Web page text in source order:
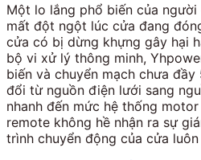
Một lo lắng phổ biến của
mất đột ngột lúc cửa đang
cửa có bị dừng khựng gây hại
bộ vi xử lý thông minh,
biến và chuyển mạch chưa đầy
đổi từ nguồn điện lưới sang
nhanh đến mức hệ thống
remote không hề nhận ra sự
trình chuyển động của cửa